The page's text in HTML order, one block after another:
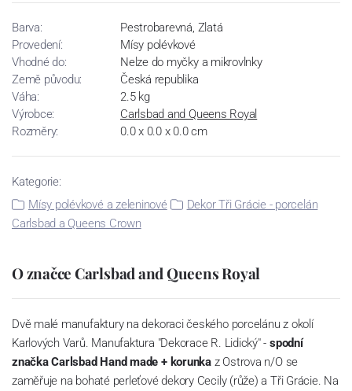
Barva:
Pestrobarevná, Zlatá
Provedení:
Mísy polévkové
Vhodné do:
Nelze do myčky a mikrovlnky
Země původu:
Česká republika
Váha:
2.5 kg
Výrobce:
Carlsbad and Queens Royal
Rozměry:
0.0 x 0.0 x 0.0 cm
Kategorie:
Mísy polévkové a zeleninové
Dekor Tři Grácie - porcelán
Carlsbad a Queens Crown
O značce Carlsbad and Queens Royal
Dvě malé manufaktury na dekoraci českého porcelánu z okolí
Karlových Varů. Manufaktura "Dekorace R. Lidický" -spodní
značka Carlsbad Hand made + korunka z Ostrova n/O se
zaměřuje na bohaté perleťové dekory Cecily (růže) a Tři Grácie. Na